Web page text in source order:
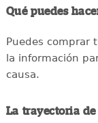
Qué puedes
Puedes comprar
la información
causa.
La trayectoria